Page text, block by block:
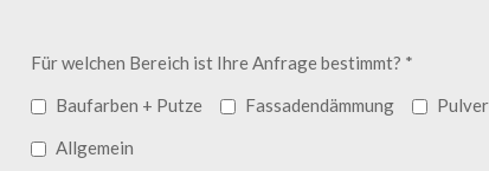
Für welchen Bereich ist Ihre Anfrage bestimmt? *
Baufarben + Putze
Fassadendämmung
Allgemein